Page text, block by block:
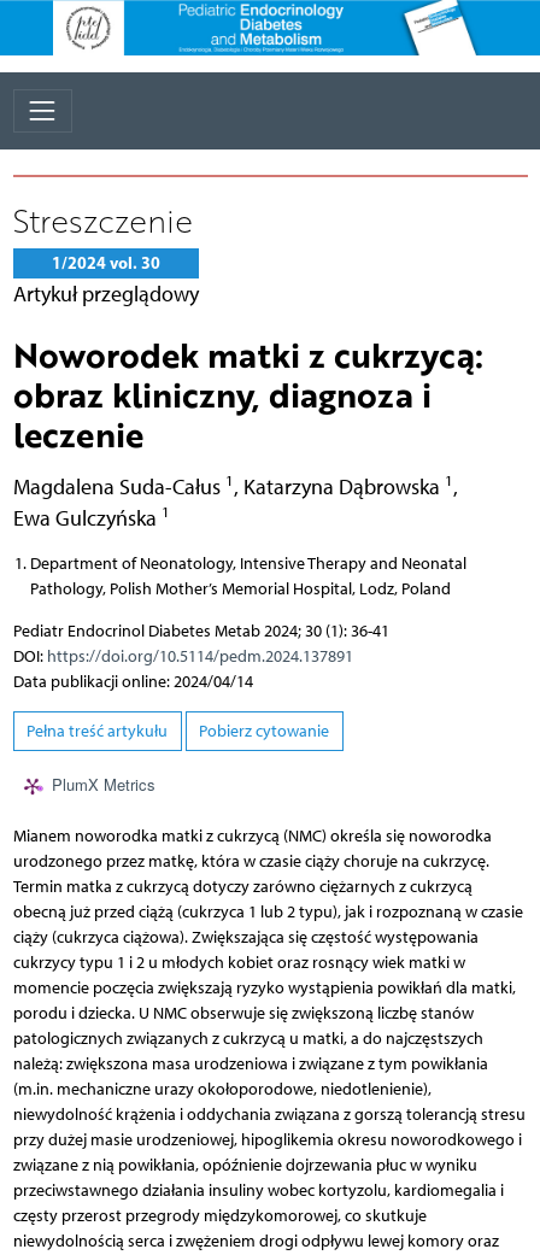
Streszczenie
1/2024 vol. 30
Artykuł przeglądowy
Noworodek matki z cukrzycą:
obraz kliniczny, diagnoza i
leczenie
Magdalena Suda-Całus 1 , Katarzyna Dąbrowska 1 ,
Ewa Gulczyńska 1
Department of Neonatology, Intensive Therapy and Neonatal
Pathology, Polish Mother’s Memorial Hospital, Lodz, Poland
Pediatr Endocrinol Diabetes Metab 2024; 30 (1): 36-41
DOI: https://doi.org/10.5114/pedm.2024.137891
Data publikacji online: 2024/04/14
Pełna treść artykułu Pobierz cytowanie
PlumX Metrics
Mianem noworodka matki z cukrzycą (NMC) określa się noworodka
urodzonego przez matkę, która w czasie ciąży choruje na cukrzycę.
Termin matka z cukrzycą dotyczy zarówno ciężarnych z cukrzycą
obecną już przed ciążą (cukrzyca 1 lub 2 typu), jak i rozpoznaną w czasie
ciąży (cukrzyca ciążowa). Zwiększająca się częstość występowania
cukrzycy typu 1 i 2 u młodych kobiet oraz rosnący wiek matki w
momencie poczęcia zwiększają ryzyko wystąpienia powikłań dla matki,
porodu i dziecka. U NMC obserwuje się zwiększoną liczbę stanów
patologicznych związanych z cukrzycą u matki, a do najczęstszych
należą: zwiększona masa urodzeniowa i związane z tym powikłania
(m.in. mechaniczne urazy okołoporodowe, niedotlenienie),
niewydolność krążenia i oddychania związana z gorszą tolerancją stresu
przy dużej masie urodzeniowej, hipoglikemia okresu noworodkowego i
związane z nią powikłania, opóźnienie dojrzewania płuc w wyniku
przeciwstawnego działania insuliny wobec kortyzolu, kardiomegalia i
częsty przerost przegrody międzykomorowej, co skutkuje
niewydolnością serca i zwężeniem drogi odpływu lewej komory oraz